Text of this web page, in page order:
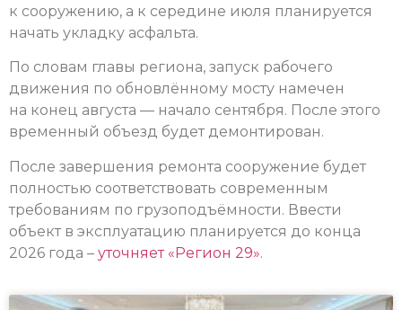
к сооружению, а к середине июля планируется
начать укладку асфальта.
По словам главы региона, запуск рабочего
движения по обновлённому мосту намечен
на конец августа — начало сентября. После этого
временный объезд будет демонтирован.
После завершения ремонта сооружение будет
полностью соответствовать современным
требованиям по грузоподъёмности. Ввести
объект в эксплуатацию планируется до конца
2026 года – уточняет «Регион 29».